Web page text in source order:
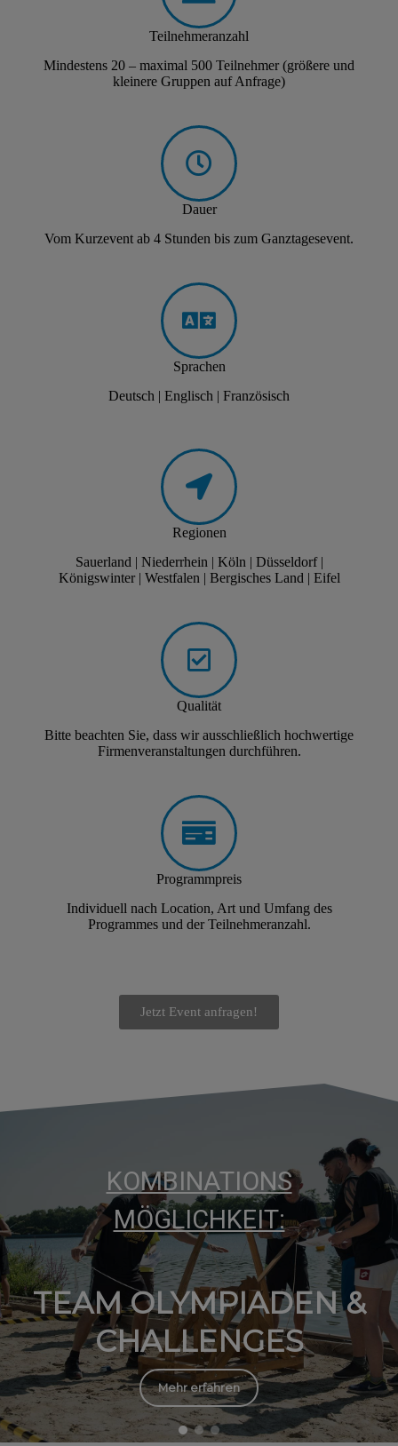
Teilnehmeranzahl
Mindestens 20 – maximal 500 Teilnehmer (größere und
kleinere Gruppen auf Anfrage)
Dauer
Vom Kurzevent ab 4 Stunden bis zum Ganztagesevent.
Sprachen
Deutsch | Englisch | Französisch
Regionen
Sauerland | Niederrhein | Köln | Düsseldorf |
Königswinter | Westfalen | Bergisches Land | Eifel
Qualität
Bitte beachten Sie, dass wir ausschließlich hochwertige
Firmenveranstaltungen durchführen.
Programmpreis
Individuell nach Location, Art und Umfang des
Programmes und der Teilnehmeranzahl.
Jetzt Event anfragen!
KOMBINATIONS
MÖGLICHKEIT:
TEAM OLYMPIADEN &
CHALLENGES
Mehr erfahren